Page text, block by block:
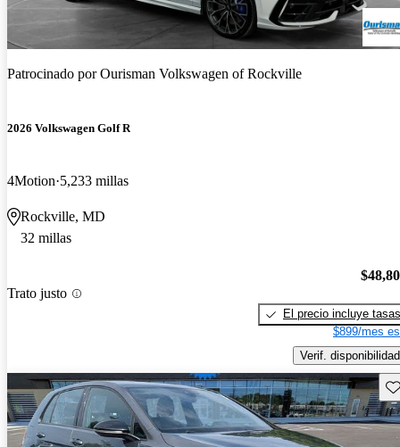
Patrocinado porOurisman Volkswagen of Rockville
2026 Volkswagen Golf R
4Motion 5,233 millas
Rockville, MD
32 millas
Trato justo
El precio incluye tasas
$899/mes
Verif. disponibilidad